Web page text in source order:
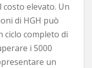
elevato. Un
di HGH può
ciclo completo di
i 5000
un